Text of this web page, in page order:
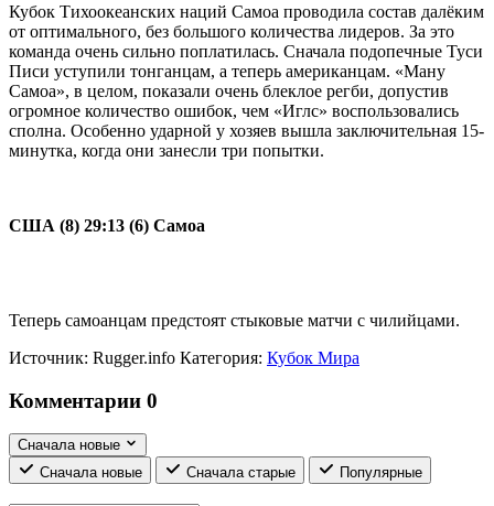
Кубок Тихоокеанских наций Самоа проводила состав далёким
от оптимального, без большого количества лидеров. За это
команда очень сильно поплатилась. Сначала подопечные Туси
Писи уступили тонганцам, а теперь американцам. «Ману
Самоа», в целом, показали очень блеклое регби, допустив
огромное количество ошибок, чем «Иглс» воспользовались
сполна. Особенно ударной у хозяев вышла заключительная 15-
минутка, когда они занесли три попытки.
США (8) 29:13 (6) Самоа
Теперь самоанцам предстоят стыковые матчи с чилийцами.
Источник: Rugger.info Категория: Кубок Мира
Комментарии 0
Сначала новые
Сначала новые
Сначала старые Популярные